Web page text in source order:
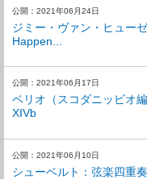
公開：2021年06月24日
ジミー・ヴァン・ヒュー
Happen...
公開：2021年06月17日
ベリオ（スコダニッビオ
XIVb
公開：2021年06月10日
シューベルト：弦楽四重